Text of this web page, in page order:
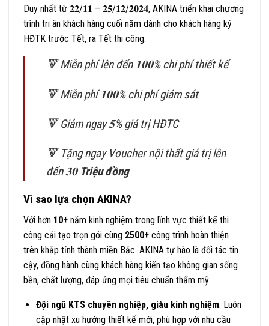
Duy nhất từ 𝟐𝟐/𝟏𝟏 – 𝟐𝟓/𝟏𝟐/𝟐𝟎𝟐𝟒, AKINA triển khai chương
trình tri ân khách hàng cuối năm dành cho khách hàng ký
HĐTK trước Tết, ra Tết thi công.
🔻 Miễn phí lên đến 𝟏𝟎𝟎% chi phí thiết kế
🔻 Miễn phí 𝟏𝟎𝟎% chi phí giám sát
🔻 Giảm ngay 𝟓% giá trị HĐTC
🔻 Tặng ngay Voucher nội thất giá trị lên
đến 𝟑𝟎 Triệu đồng
Vì sao lựa chọn AKINA?
Với hơn 10+ năm kinh nghiệm trong lĩnh vực thiết kế thi
công cải tạo trọn gói cùng 2500+ công trình hoàn thiện
trên khắp tỉnh thành miền Bắc. AKINA tự hào là đối tác tin
cậy, đồng hành cùng khách hàng kiến tạo không gian sống
bền, chất lượng, đáp ứng mọi tiêu chuẩn thẩm mỹ.
Đội ngũ KTS chuyên nghiệp, giàu kinh nghiệm: Luôn
cập nhật xu hướng thiết kế mới, phù hợp với nhu cầu